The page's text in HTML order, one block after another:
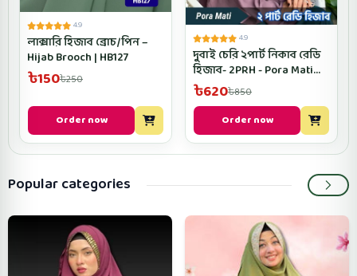
4.9
লাক্সারি হিজাব ব্রোচ/পিন –
Hijab Brooch | HB127
৳150৳250
Order now
4.9
দুবাই চেরি ২পার্ট নিকাব রেডি
হিজাব- 2PRH - Pora Mati
Color
৳620৳850
Order now
Popular categories